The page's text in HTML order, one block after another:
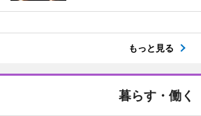
もっと見る
暮らす・働く